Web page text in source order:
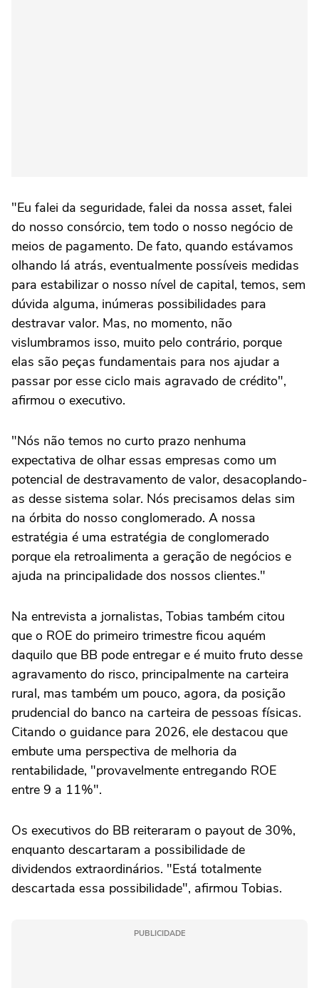
"Eu falei da seguridade, falei da nossa asset, falei
do nosso consórcio, tem todo o nosso negócio de
meios de pagamento. De fato, quando estávamos
olhando lá atrás, eventualmente possíveis medidas
para estabilizar o nosso nível de capital, temos, sem
dúvida alguma, inúmeras possibilidades para
destravar valor. Mas, no momento, não
vislumbramos isso, muito pelo contrário, porque
elas são peças fundamentais para nos ajudar a
passar por esse ciclo mais agravado de crédito",
afirmou o executivo.
"Nós não temos no curto prazo nenhuma
expectativa de olhar essas empresas como um
potencial de destravamento de valor, desacoplando-
as desse sistema solar. Nós precisamos delas sim
na órbita do nosso conglomerado. A nossa
estratégia é uma estratégia de conglomerado
porque ela retroalimenta a geração de negócios e
ajuda na principalidade dos nossos clientes."
Na entrevista a jornalistas, Tobias também citou
que o ROE do primeiro trimestre ficou aquém
daquilo que BB pode entregar e é muito fruto desse
agravamento do risco, principalmente na carteira
rural, mas também um pouco, agora, da posição
prudencial do banco na carteira de pessoas físicas.
Citando o guidance para 2026, ele destacou que
embute uma perspectiva de melhoria da
rentabilidade, "provavelmente entregando ROE
entre 9 a 11%".
Os executivos do BB reiteraram o payout de 30%,
enquanto descartaram a possibilidade de
dividendos extraordinários. "Está totalmente
descartada essa possibilidade", afirmou Tobias.
PUBLICIDADE